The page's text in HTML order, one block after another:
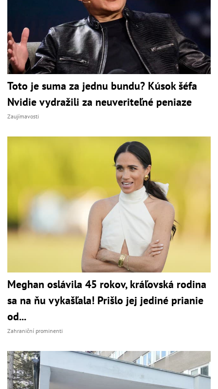
Toto je suma za jednu bundu? Kúsok šéfa
Nvidie vydražili za neuveriteľné peniaze
Zaujímavosti
Meghan oslávila 45 rokov, kráľovská rodina
sa na ňu vykašľala! Prišlo jej jediné prianie
od...
Zahraniční prominenti